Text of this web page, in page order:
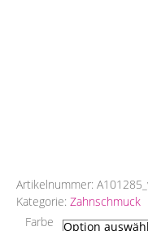
Artikelnummer:
Kategorie: Zahnschmuck
Farbe